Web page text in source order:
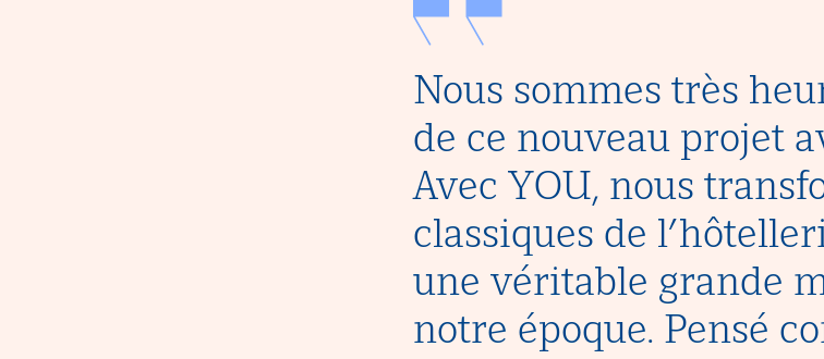
Nous sommes très
de ce nouveau projet
Avec YOU, nous
classiques de
une véritable grande
notre époque. Pensé